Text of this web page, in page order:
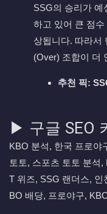
SSG의 승리가 예
하고 있어 큰 점
상됩니다. 따라서
(Over) 조합이 더
추천 픽:
▶ 구글 SEO
KBO 분석, 한국 프로야
토토, 스포츠 토토 분석
T 위즈, SSG 랜더스,
BO 배당, 프로야구,